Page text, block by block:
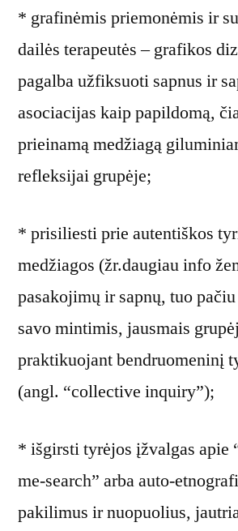
* grafinėmis priemonėmis ir
dailės terapeutės – grafikos
pagalba užfiksuoti sapnus ir
asociacijas kaip papildomą,
prieinamą medžiagą
refleksijai grupėje;
* prisiliesti prie autentiškos
medžiagos (žr.daugiau info
pasakojimų ir sapnų, tuo
savo mintimis, jausmais
praktikuojant bendruomeninį
(angl. “collective inquiry”);
* išgirsti tyrėjos įžvalgas apie
me-search” arba auto-
pakilimus ir nuopuolius,